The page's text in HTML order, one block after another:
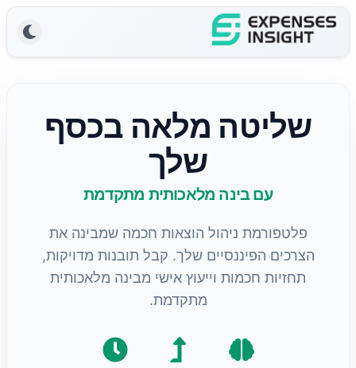
שליטה מלאה בכסף
שלך
עם בינה מלאכותית מתקדמת
פלטפורמת ניהול הוצאות חכמה שמבינה את
הצרכים הפיננסיים שלך. קבל תובנות מדויקות,
תחזיות חכמות וייעוץ אישי מבינה מלאכותית
מתקדמת.